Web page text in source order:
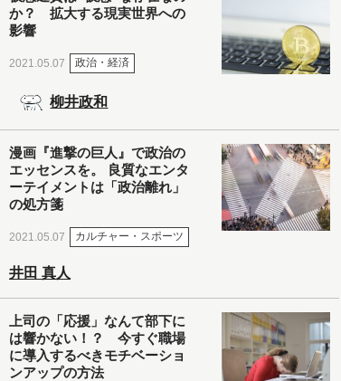
か？ 拡大する現実世界への
影響
2021.05.07 政治・経済
柳井政和
漫画『進撃の巨人』で政治の
エッセンスを。 良質なエンタ
ーテイメントは「政治離れ」
の処方箋
2021.05.07 カルチャー・スポーツ
井田 真人
上司の「応援」なんて部下に
は響かない！？ 今すぐ職場
に導入するべきモチベーショ
ンアップの方法